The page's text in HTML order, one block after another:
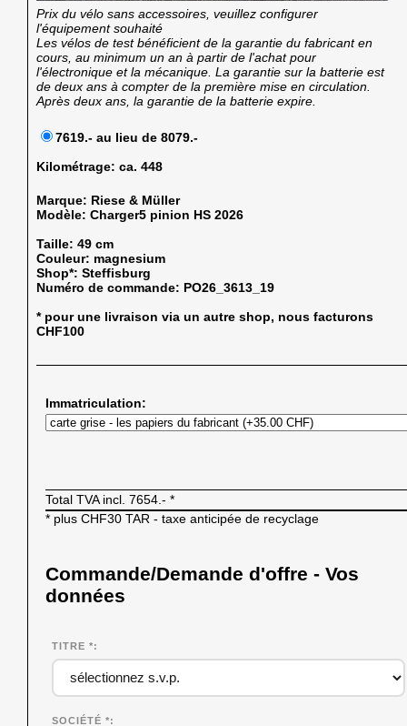
Prix du vélo sans accessoires, veuillez configurer
l'équipement souhaité
Les vélos de test bénéficient de la garantie du fabricant en
cours, au minimum un an à partir de l'achat pour
l'électronique et la mécanique. La garantie sur la batterie est
de deux ans à compter de la première mise en circulation.
Après deux ans, la garantie de la batterie expire.
7619.- au lieu de 8079.-
Kilométrage: ca. 448
Marque: Riese & Müller
Modèle:Charger5 pinion HS 2026
Taille:49 cm
Couleur: magnesium
Shop*:Steffisburg
Numéro de commande: PO26_3613_19
* pour une livraison via un autre shop, nous facturons
CHF100
Immatriculation:
Total TVA incl.7654.- *
* plus CHF30 TAR - taxe anticipée de recyclage
Commande/Demande d'offre - Vos
données
TITRE *
SOCIÉTÉ*